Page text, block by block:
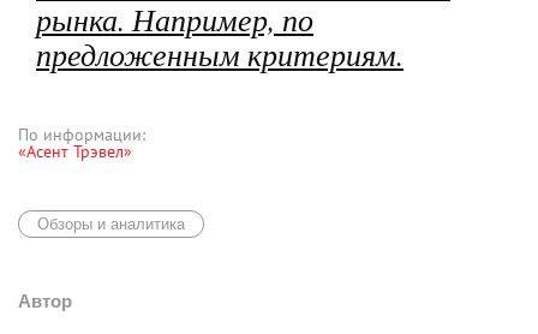
рынка. Например, по
предложенным критериям.
По информации:
«Асент Трэвел»
Обзоры и аналитика
Автор